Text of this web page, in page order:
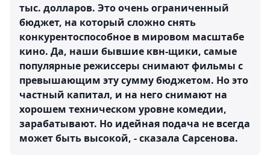
тыс. долларов. Это очень ограниченный
бюджет, на который сложно снять
конкурентоспособное в мировом масштабе
кино. Да, наши бывшие квн-щики, самые
популярные режиссеры снимают фильмы с
превышающим эту сумму бюджетом. Но это
частный капитал, и на него снимают на
хорошем техническом уровне комедии,
зарабатывают. Но идейная подача не всегда
может быть высокой, - сказала Сарсенова.